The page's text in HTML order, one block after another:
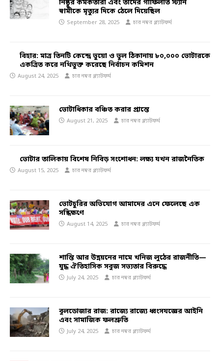
নিষ্ঠুর কর্মকর্তারা এবং তাঁদের গাফিলতি স্ট্যান
স্বামীকে মৃত্যুর দিকে ঠেলে দিয়েছিল
September 28, 2025 চার নম্বর প্ল্যাটফর্ম
বিহার: মাত্র তিনটি কেন্দ্রে ভুয়ো ও ভুল ঠিকানায় ৮০,০০০ ভোটারকে
একত্রিত করে নথিভুক্ত করেছে নির্বাচন কমিশন
August 24, 2025 চার নম্বর প্ল্যাটফর্ম
ভোটাধিকার বঞ্চিত করার প্রান্তে
August 21, 2025 চার নম্বর প্ল্যাটফর্ম
ভোটার তালিকায় বিশেষ নিবিড় সংশোধন: লক্ষ্য যখন রাজনৈতিক
August 15, 2025 চার নম্বর প্ল্যাটফর্ম
ভোটচুরির অভিযোগ আমাদের এনে ফেলেছে এক
সন্ধিক্ষণে
August 14, 2025 চার নম্বর প্ল্যাটফর্ম
শান্তি আর উন্নয়নের নামে খনিজ লুঠের রাজনীতি—
যুদ্ধ ঐতিহাসিক সবুজ সভ্যতার বিরুদ্ধে
July 24, 2025 চার নম্বর প্ল্যাটফর্ম
বুলডোজার রাজ: রাজ্যে রাজ্যে ধ্বংসযজ্ঞের আইনি
এবং সামাজিক ফলশ্রুতি
July 24, 2025 চার নম্বর প্ল্যাটফর্ম